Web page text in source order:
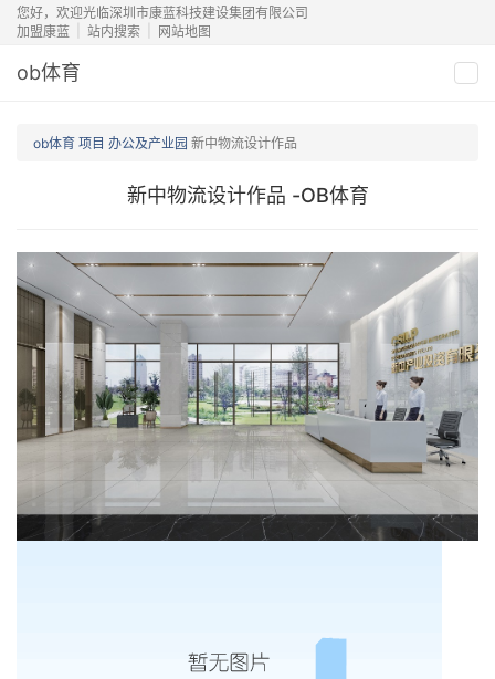
您好，欢迎光临深圳市康蓝科技建设集团有限公司
加盟康蓝
站内搜索 网站地图
ob体育
切
ob体育 项目 办公及产业园 新中物流设计作品
新中物流设计作品 -OB体育